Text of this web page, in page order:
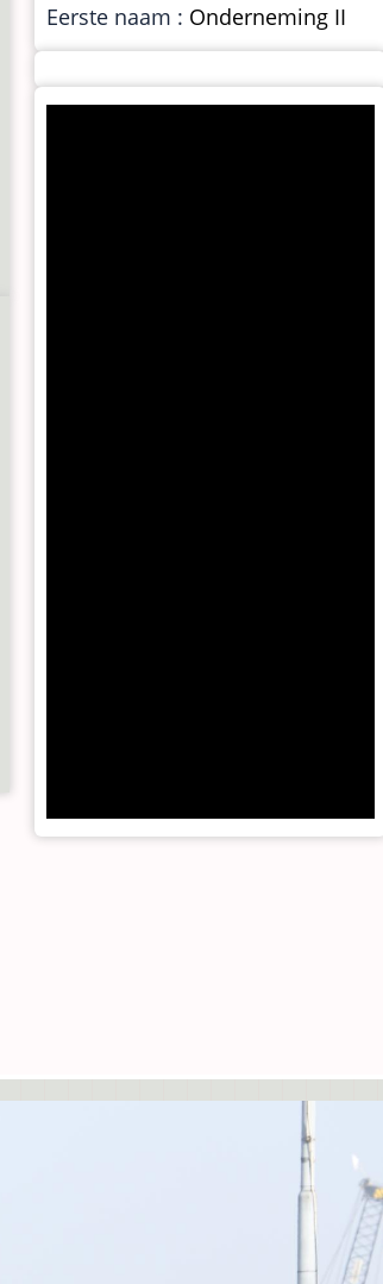
Eerste naam : Onderneming II